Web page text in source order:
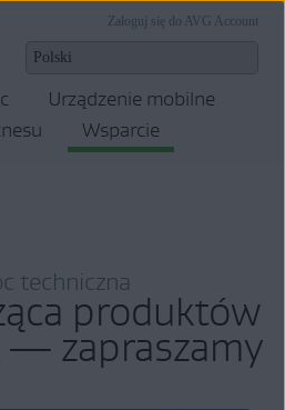
Zaloguj się do AVG Account
Urządzenie mobilne
Wsparcie
techniczna
produktów
— zapraszamy